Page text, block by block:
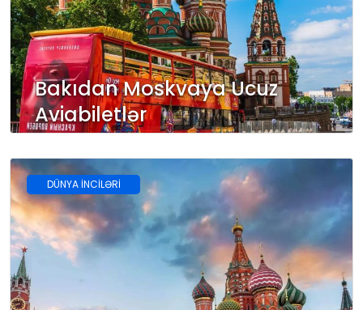
Bakıdan Moskvaya Ucuz
Aviabiletlər
DÜNYA İNCİLƏRİ